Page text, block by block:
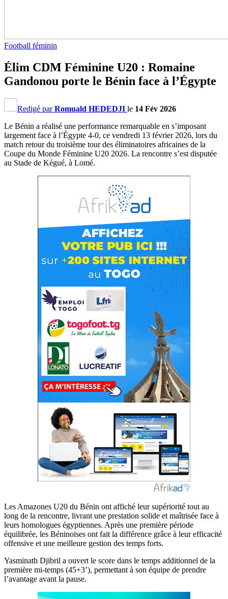
Football féminin
Élim CDM Féminine U20 : Romaine
Gandonou porte le Bénin face à l’Égypte
Redigé parRomuald HEDEDJI le 14 Fév 2026
Le Bénin a réalisé une performance remarquable en s’imposant
largement face à l’Égypte 4-0, ce vendredi 13 février 2026, lors du
match retour du troisième tour des éliminatoires africaines de la
Coupe du Monde Féminine U20 2026. La rencontre s’est disputée
au Stade de Kégué, à Lomé.
Les Amazones U20 du Bénin ont affiché leur supériorité tout au
long de la rencontre, livrant une prestation solide et maîtrisée face à
leurs homologues égyptiennes. Après une première période
équilibrée, les Béninoises ont fait la différence grâce à leur efficacité
offensive et une meilleure gestion des temps forts.
Yasminath Djibril a ouvert le score dans le temps additionnel de la
première mi-temps (45+3’), permettant à son équipe de prendre
l’avantage avant la pause.